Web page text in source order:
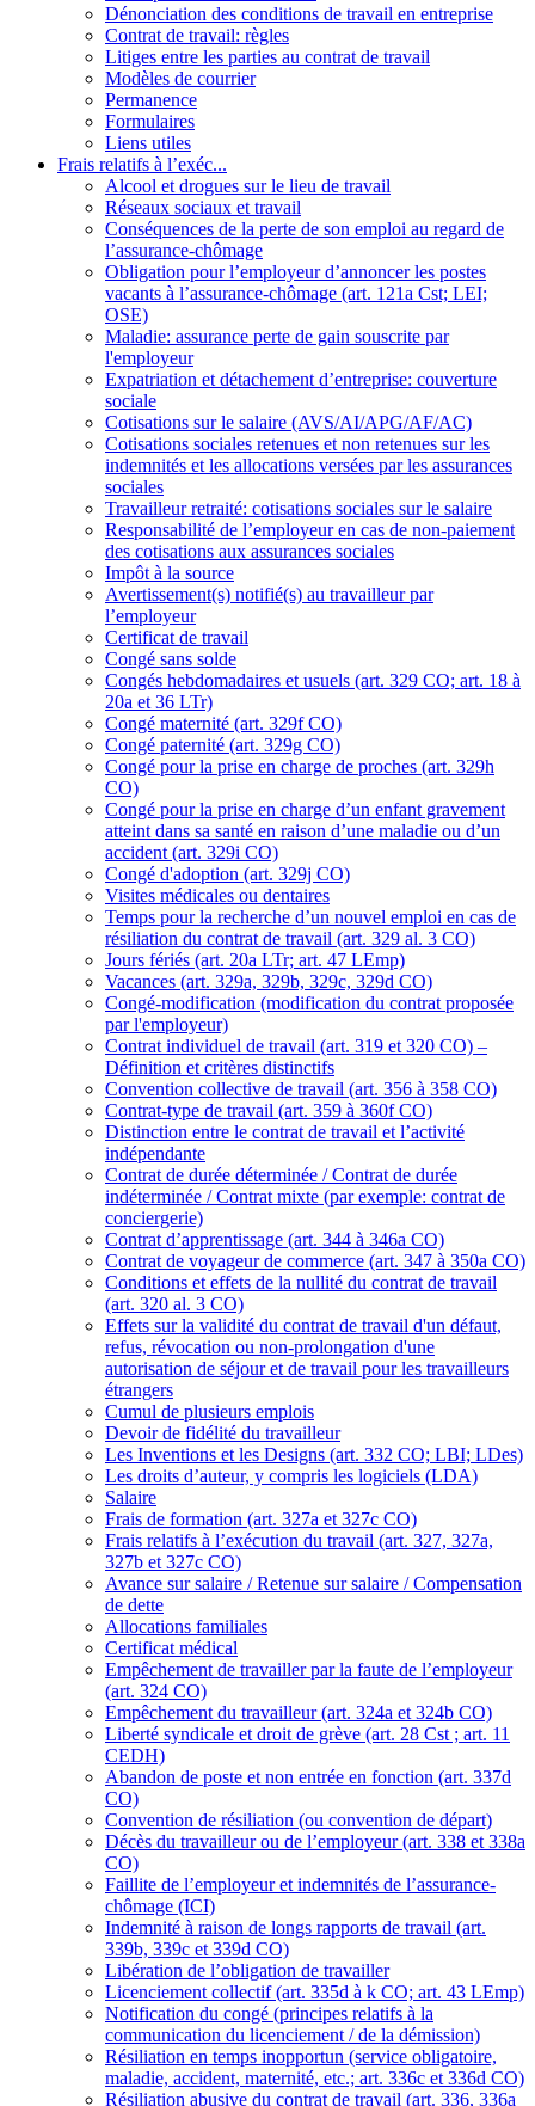
Dénonciation des conditions de travail en entreprise
Contrat de travail: règles
Litiges entre les parties au contrat de travail
Modèles de courrier
Permanence
Formulaires
Liens utiles
Frais relatifs à l’exéc...
Alcool et drogues sur le lieu de travail
Réseaux sociaux et travail
Conséquences de la perte de son emploi au regard de
l’assurance-chômage
Obligation pour l’employeur d’annoncer les postes
vacants à l’assurance-chômage (art. 121a Cst; LEI;
OSE)
Maladie: assurance perte de gain souscrite par
l'employeur
Expatriation et détachement d’entreprise: couverture
sociale
Cotisations sur le salaire (AVS/AI/APG/AF/AC)
Cotisations sociales retenues et non retenues sur les
indemnités et les allocations versées par les assurances
sociales
Travailleur retraité: cotisations sociales sur le salaire
Responsabilité de l’employeur en cas de non-paiement
des cotisations aux assurances sociales
Impôt à la source
Avertissement(s) notifié(s) au travailleur par
l’employeur
Certificat de travail
Congé sans solde
Congés hebdomadaires et usuels (art. 329 CO; art. 18 à
20a et 36 LTr)
Congé maternité (art. 329f CO)
Congé paternité (art. 329g CO)
Congé pour la prise en charge de proches (art. 329h
CO)
Congé pour la prise en charge d’un enfant gravement
atteint dans sa santé en raison d’une maladie ou d’un
accident (art. 329i CO)
Congé d'adoption (art. 329j CO)
Visites médicales ou dentaires
Temps pour la recherche d’un nouvel emploi en cas de
résiliation du contrat de travail (art. 329 al. 3 CO)
Jours fériés (art. 20a LTr; art. 47 LEmp)
Vacances (art. 329a, 329b, 329c, 329d CO)
Congé-modification (modification du contrat proposée
par l'employeur)
Contrat individuel de travail (art. 319 et 320 CO) –
Définition et critères distinctifs
Convention collective de travail (art. 356 à 358 CO)
Contrat-type de travail (art. 359 à 360f CO)
Distinction entre le contrat de travail et l’activité
indépendante
Contrat de durée déterminée / Contrat de durée
indéterminée / Contrat mixte (par exemple: contrat de
conciergerie)
Contrat d’apprentissage (art. 344 à 346a CO)
Contrat de voyageur de commerce (art. 347 à 350a CO)
Conditions et effets de la nullité du contrat de travail
(art. 320 al. 3 CO)
Effets sur la validité du contrat de travail d'un défaut,
refus, révocation ou non-prolongation d'une
autorisation de séjour et de travail pour les travailleurs
étrangers
Cumul de plusieurs emplois
Devoir de fidélité du travailleur
Les Inventions et les Designs (art. 332 CO; LBI; LDes)
Les droits d’auteur, y compris les logiciels (LDA)
Salaire
Frais de formation (art. 327a et 327c CO)
Frais relatifs à l’exécution du travail (art. 327, 327a,
327b et 327c CO)
Avance sur salaire / Retenue sur salaire / Compensation
de dette
Allocations familiales
Certificat médical
Empêchement de travailler par la faute de l’employeur
(art. 324 CO)
Empêchement du travailleur (art. 324a et 324b CO)
Liberté syndicale et droit de grève (art. 28 Cst ; art. 11
CEDH)
Abandon de poste et non entrée en fonction (art. 337d
CO)
Convention de résiliation (ou convention de départ)
Décès du travailleur ou de l’employeur (art. 338 et 338a
CO)
Faillite de l’employeur et indemnités de l’assurance-
chômage (ICI)
Indemnité à raison de longs rapports de travail (art.
339b, 339c et 339d CO)
Libération de l’obligation de travailler
Licenciement collectif (art. 335d à k CO; art. 43 LEmp)
Notification du congé (principes relatifs à la
communication du licenciement / de la démission)
Résiliation en temps inopportun (service obligatoire,
maladie, accident, maternité, etc.; art. 336c et 336d CO)
Résiliation abusive du contrat de travail (art. 336, 336a